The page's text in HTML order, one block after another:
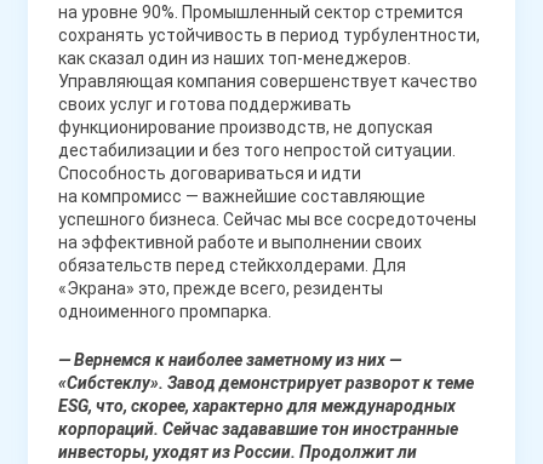
на уровне 90%. Промышленный сектор стремится
сохранять устойчивость в период турбулентности,
как сказал один из наших топ-менеджеров.
Управляющая компания совершенствует качество
своих услуг и готова поддерживать
функционирование производств, не допуская
дестабилизации и без того непростой ситуации.
Способность договариваться и идти
на компромисс — важнейшие составляющие
успешного бизнеса. Сейчас мы все сосредоточены
на эффективной работе и выполнении своих
обязательств перед стейкхолдерами. Для
«Экрана» это, прежде всего, резиденты
одноименного промпарка.
— Вернемся к наиболее заметному из них —
«Сибстеклу». Завод демонстрирует разворот к теме
ESG, что, скорее, характерно для международных
корпораций. Сейчас задававшие тон иностранные
инвесторы, уходят из России. Продолжит ли